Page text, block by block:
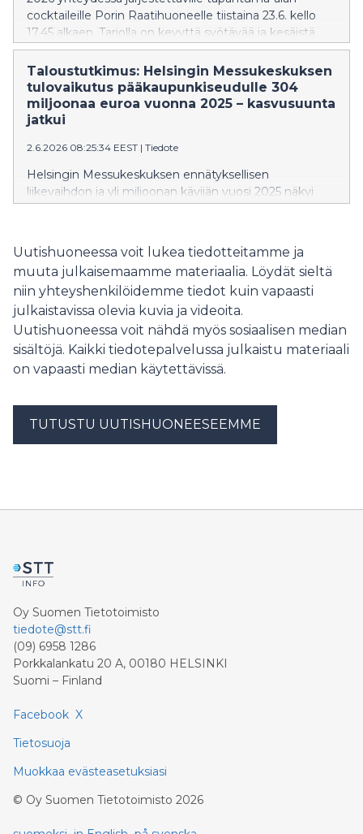
cocktaileille Porin Raatihuoneelle tiistaina 23.6. kello
17.45 alkaen. Tarjolla on kevyttä syötävää ja kesäistä
juotavaa sekä taatusti mielenkiintoisia ja mukavia
kohtaamisia.
Taloustutkimus: Helsingin Messukeskuksen
tulovaikutus pääkaupunkiseudulle 304
miljoonaa euroa vuonna 2025 – kasvusuunta
jatkui
2.6.2026 08:25:34 EEST | Tiedote
Helsingin Messukeskuksen ennätyksellisen
liikevaihdon ja yli miljoonan kävijän vuosi 2025 näkyi
myös tulo- ja työllisyysvaikutuksen kasvuna.
Messukeskuksen talousvaikutus pääkaupunkiseudulle
nousi 304 miljoonaan euroon ja työllisyysvaikutus 4140
henkilötyövuoteen.
Uutishuoneessa voit lukea tiedotteitamme ja
muuta julkaisemaamme materiaalia. Löydät sieltä
niin yhteyshenkilöidemme tiedot kuin vapaasti
julkaistavissa olevia kuvia ja videoita.
Uutishuoneessa voit nähdä myös sosiaalisen median
sisältöjä. Kaikki tiedotepalvelussa julkaistu materiaali
on vapaasti median käytettävissä.
TUTUSTU UUTISHUONEESEEMME
Oy Suomen Tietotoimisto
tiedote@stt.fi
(09) 6958 1286
Porkkalankatu 20 A, 00180 HELSINKI
Suomi – Finland
Facebook X
Tietosuoja
Muokkaa evästeasetuksiasi
© Oy Suomen Tietotoimisto 2026